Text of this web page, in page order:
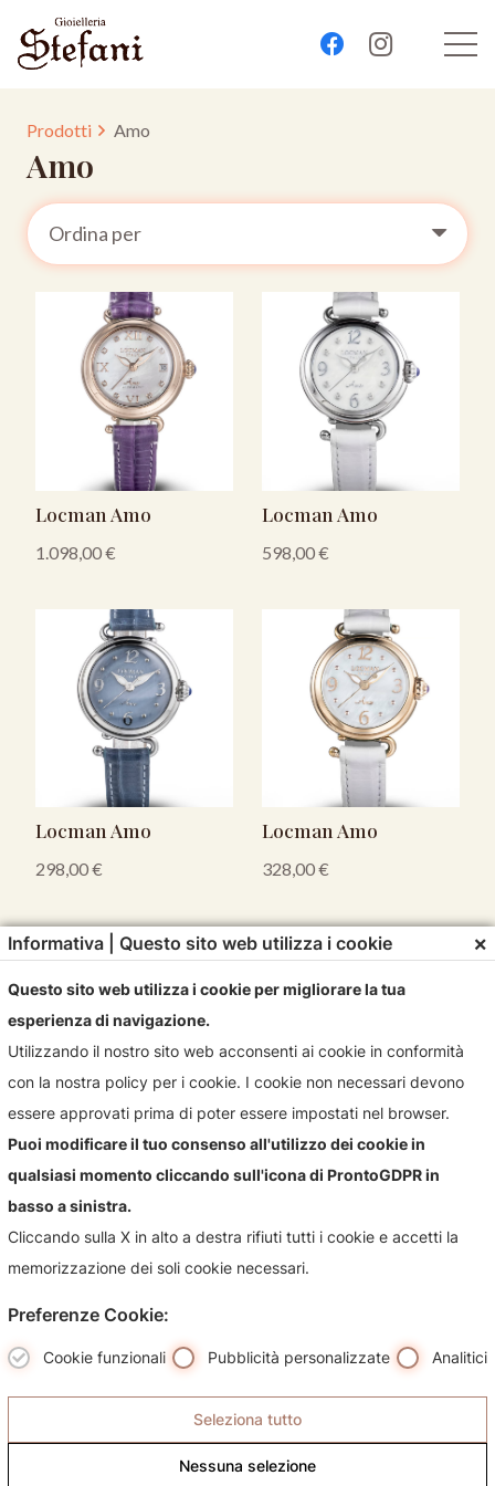
Prodotti Amo
Amo
Locman Amo
1.098,00€
Locman Amo
598,00€
Locman Amo
298,00€
Locman Amo
328,00€
Servizi
Informativa | Questo sito web utilizza i cookie ×
Questo sito web utilizza i cookie per migliorare la tua
esperienza di navigazione.
Utilizzando il nostro sito web acconsenti ai cookie in conformità
con la nostra policy per i cookie. I cookie non necessari devono
essere approvati prima di poter essere impostati nel browser.
Puoi modificare il tuo consenso all'utilizzo dei cookie in
qualsiasi momento cliccando sull'icona di ProntoGDPR in
basso a sinistra.
Cliccando sulla X in alto a destra rifiuti tutti i cookie e accetti la
memorizzazione dei soli cookie necessari.
Preferenze Cookie:
Cookie funzionali Pubblicità personalizzate Analitici
Seleziona tutto
Nessuna selezione